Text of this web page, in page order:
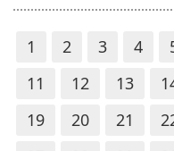
1 2 3 4
11
12 13
19
20 21